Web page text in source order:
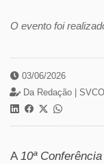
O evento foi
03/06/2026
Da Redação |
A 10ª